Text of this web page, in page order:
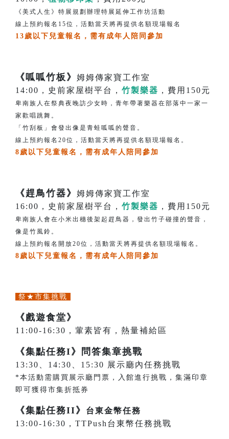
《美式人生》特展規劃辦理特展延伸工作坊活動
線上預約報名15位，活動當天將再提供名額現場報名
13歲以下兒童報名，需有成年人陪同參加
《呱呱竹板》 姆姆傳家寶工作室
14:00，史前家屋樹平台， 竹製樂器 ，費用150元
卑南族人在祭典夜晚訪少女時，青年帶著樂器在部落中一家一
家歡唱跳舞。
「竹刮板」會發出像是青蛙呱呱的聲音。
線上預約報名20位，活動當天將再提供名額現場報名。
8歲以下兒童報名，需有成年人陪同參加
《趕鳥竹器》 姆姆傳家寶工作室
16:00，史前家屋樹平台， 竹製樂器 ，費用150元
卑南族人會在小米出穗後架起趕鳥器，發出竹子碰撞的聲音，
像是竹風鈴。
線上預約報名開放20位，活動當天將再提供名額現場報名。
8歲以下兒童報名，需有成年人陪同參加
祭★市集挑戰
《戲遊食堂》
11:00-16:30，葷素皆有，熱量補給區
《集點任務I》問答集章挑戰
13:30、14:30、15:30 展示廳內任務挑戰
*本活動需購買展示廳門票，入館進行挑戰，集滿印章
即可獲得市集折抵券
《集點任務II》
台東金幣任務
13:00-16:30，TTPush台東幣任務挑戰